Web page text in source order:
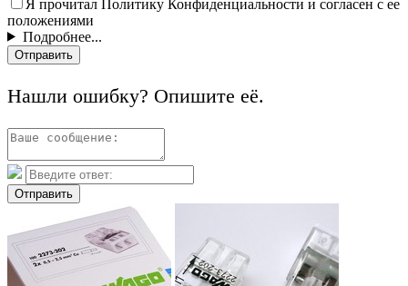
Я прочитал Политику Конфиденциальности и согласен с ее
положениями
Подробнее...
Отправить
Нашли ошибку? Опишите её.
Отправить